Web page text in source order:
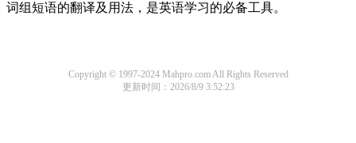
词组短语的翻译及用法，是英语学习的必备工具。
Copyright © 1997-2024 Mahpro.com All Rights Reserved
更新时间：2026/8/9 3:52:23